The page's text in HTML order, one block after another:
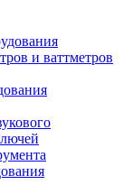
и ваттметров